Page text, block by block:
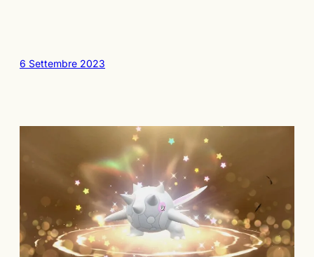
6 Settembre 2023